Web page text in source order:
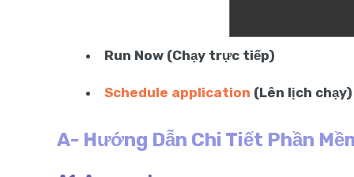
Run Now (Chạy trực tiếp)
Schedule application (Lên lịch chạy)
A- Hướng Dẫn Chi Tiết Phần